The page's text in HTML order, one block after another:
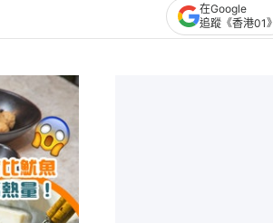
在Google
追蹤《香港01》